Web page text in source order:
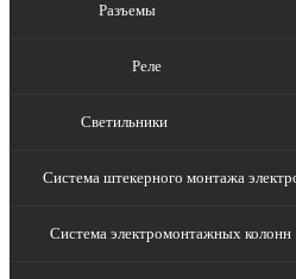
Разъемы
Реле
Светильники
Система штекерного монтажа
Система электромонтажных колонн